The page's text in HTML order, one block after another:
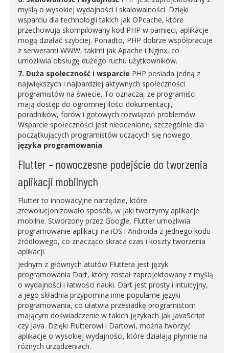
myślą o wysokiej wydajności i skalowalności. Dzięki
wsparciu dla technologii takich jak OPcache, które
przechowują skompilowany kod PHP w pamięci, aplikacje
mogą działać szybciej. Ponadto, PHP dobrze współpracuje
z serwerami WWW, takimi jak Apache i Nginx, co
umożliwia obsługę dużego ruchu użytkowników.
7. Duża społeczność i wsparcie PHP posiada jedną z
największych i najbardziej aktywnych społeczności
programistów na świecie. To oznacza, że programiści
mają dostęp do ogromnej ilości dokumentacji,
poradników, forów i gotowych rozwiązań problemów.
Wsparcie społeczności jest nieocenione, szczególnie dla
początkujących programistów uczących się nowego
języka programowania.
Flutter – nowoczesne podejście do tworzenia
aplikacji mobilnych
Flutter to innowacyjne narzędzie, które
zrewolucjonizowało sposób, w jaki tworzymy aplikacje
mobilne. Stworzony przez Google, Flutter umożliwia
programowanie aplikacji na iOS i Androida z jednego kodu
źródłowego, co znacząco skraca czas i koszty tworzenia
aplikacji.
Jednym z głównych atutów Fluttera jest język
programowania Dart, który został zaprojektowany z myślą
o wydajności i łatwości nauki. Dart jest prosty i intuicyjny,
a jego składnia przypomina inne popularne języki
programowania, co ułatwia przesiadkę programistom
mającym doświadczenie w takich językach jak JavaScript
czy Java. Dzięki Flutterowi i Dartowi, można tworzyć
aplikacje o wysokiej wydajności, które działają płynnie na
różnych urządzeniach.